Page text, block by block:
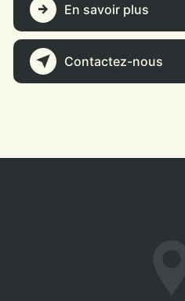
En savoir plus
Contactez-nous